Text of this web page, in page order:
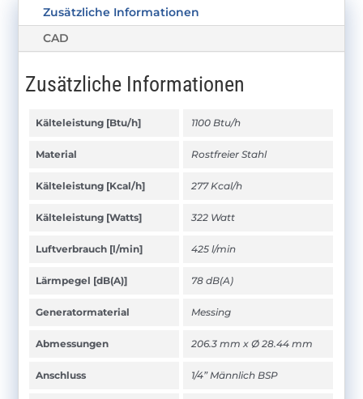
Zusätzliche Informationen
CAD
Zusätzliche Informationen
Kälteleistung [Btu/h] 1100 Btu/h
Material Rostfreier Stahl
Kälteleistung [Kcal/h] 277 Kcal/h
Kälteleistung [Watts] 322 Watt
Luftverbrauch [l/min] 425 l/min
Lärmpegel [dB(A)] 78 dB(A)
Generatormaterial Messing
Abmessungen 206.3 mm x Ø 28.44 mm
Anschluss 1/4” Männlich BSP